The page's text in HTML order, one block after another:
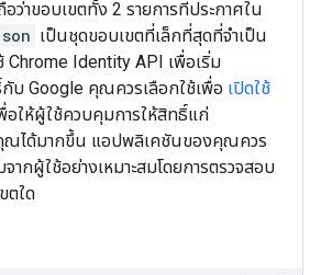
อว่าขอบเขตทั้ง 2 รายการที่ประกาศใน
เป็นชุดขอบเขตที่เล็กที่สุดที่จำเป็น
Chrome Identity API เพื่อเริ่ม
บ Google คุณควรเลือกใช้เพื่อ เปิดใช้
อให้ผู้ใช้ควบคุมการให้สิทธิ์แก่
ได้มากขึ้น แอปพลิเคชันของคุณควร
ากผู้ใช้อย่างเหมาะสมโดยการตรวจสอบ
ตใด